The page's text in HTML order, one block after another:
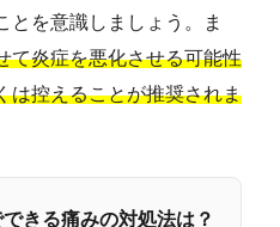
とを意識しましょう。ま
て炎症を悪化させる可能性
は控えることが推奨されま
きる痛みの対処法は？